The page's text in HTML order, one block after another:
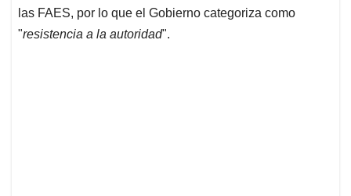
las FAES, por lo que el Gobierno categoriza como
"resistencia a la autoridad".